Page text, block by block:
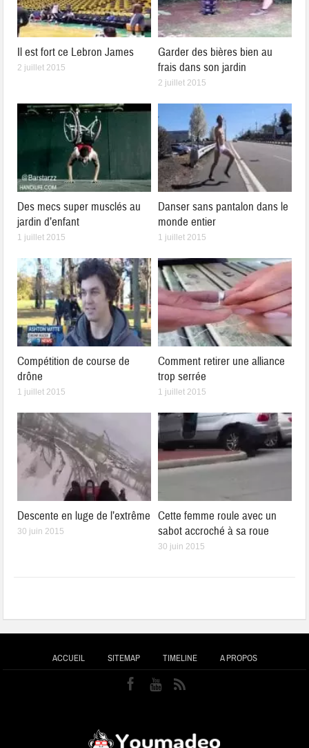
Il est fort ce Lebron James
2 juillet 2015
Garder des bières bien au
frais dans son jardin
2 juillet 2015
Des mecs super musclés au
jardin d’enfant
1 juillet 2015
Danser sans pantalon dans le
monde entier
1 juillet 2015
Compétition de course de
drône
1 juillet 2015
Comment retirer une alliance
trop serrée
1 juillet 2015
Descente en luge de l’extrême
30 juin 2015
Cette femme roule avec un
sabot accroché à sa roue
30 juin 2015
ACCUEIL SITEMAP TIMELINE A PROPOS